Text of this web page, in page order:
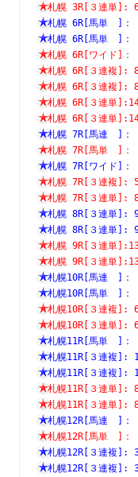
札幌 3R[３連
札幌 6R[馬
札幌 6R[馬単
札幌 6R[ワ
札幌 6R[３連
札幌 6R[３
札幌 6R[３
札幌 6R[３連
札幌 7R[馬連
札幌 7R[馬単　
札幌 7R[ワイ
札幌 7R[３連
札幌 7R[３連
札幌 8R[３
札幌 8R[３連
札幌 9R[３連単
札幌 9R[３連単
札幌10R[馬連　]
札幌10R[馬単　]
札幌10R[３連複]:
札幌10R[３連単]:
札幌11R[馬単　]
札幌11R[３連複]:
札幌11R[３連複]:
札幌11R[３連単]:
札幌11R[３連単]:
札幌12R[馬連　]
札幌12R[馬単　]
札幌12R[３連複]:
札幌12R[３連複]: